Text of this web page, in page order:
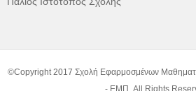
©Copyright 2017 Σχολή Εφαρμοσμένων
- ΕΜΠ. All Rights